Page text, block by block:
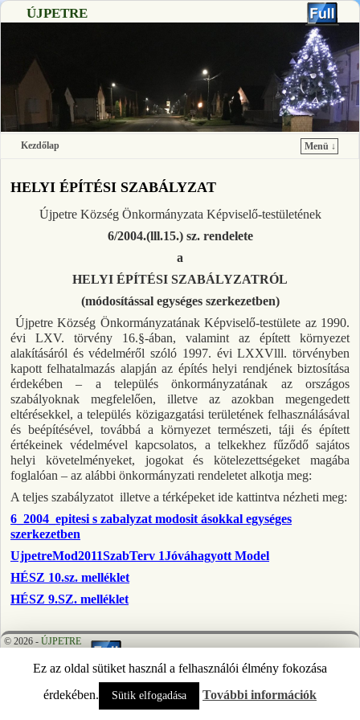
ÚJPETRE
Kezdőlap
Menü ↓
HELYI ÉPÍTÉSI SZABÁLYZAT
Újpetre Község Önkormányzata Képviselő-testületének
6/2004.(lll.15.) sz. rendelete
a
HELYI ÉPÍTÉSI SZABÁLYZATRÓL
(módosítással egységes szerkezetben)
Újpetre Község Önkormányzatának Képviselő-testülete az 1990.
évi LXV. törvény 16.§-ában, valamint az épített környezet
alakításáról és védelméről szóló 1997. évi LXXVlll. törvényben
kapott felhatalmazás alapján az építés helyi rendjének biztosítása
érdekében – a település önkormányzatának az országos
szabályoknak megfelelően, illetve az azokban megengedett
eltérésekkel, a település közigazgatási területének felhasználásával
és beépítésével, továbbá a környezet természeti, táji és épített
értékeinek védelmével kapcsolatos, a telkekhez fűződő sajátos
helyi követelményeket, jogokat és kötelezettségeket magába
foglalóan – az alábbi önkormányzati rendeletet alkotja meg:
A teljes szabályzatot illetve a térképeket ide kattintva nézheti meg:
6_2004_epitesi s zabalyzat modosit ásokkal egységes
szerkezetben
UjpetreMod2011SzabTerv 1Jóváhagyott Model
HÉSZ 10.sz. melléklet
HÉSZ 9.SZ. melléklet
© 2026 - ÚJPETRE
Ez az oldal sütiket használ a felhasználói élmény fokozása
érdekében.
Sütik elfogadása További információk